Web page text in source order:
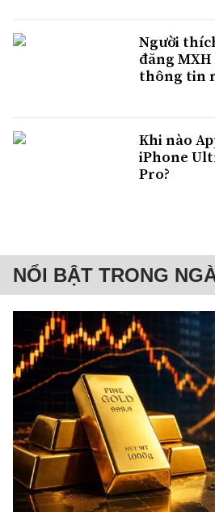
Người
đăng
thông tin
Khi nào
iPhone
Pro?
NỔI BẬT TRONG